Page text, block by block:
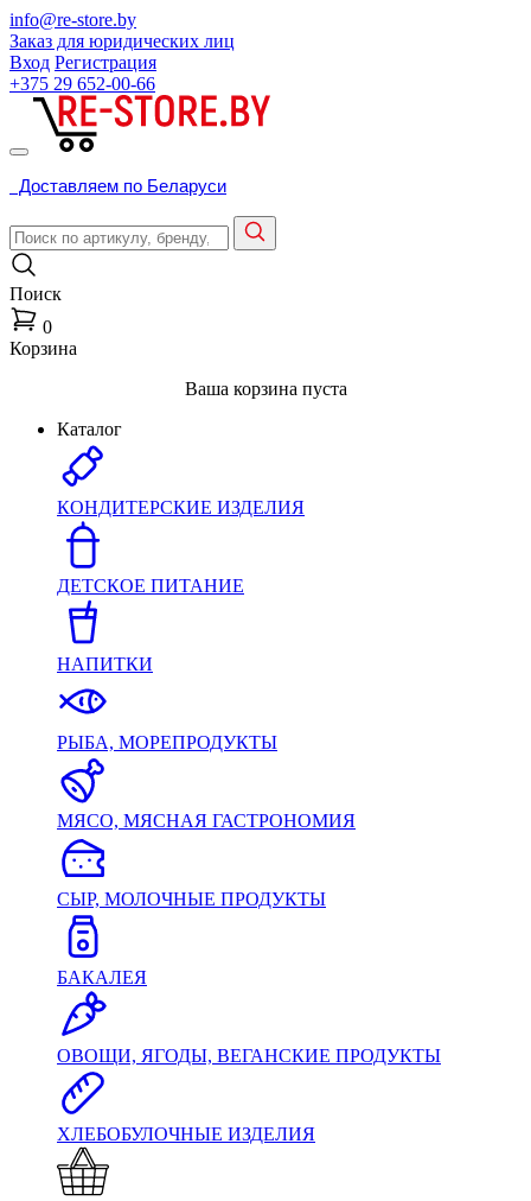
info@re-store.by
Заказ для юридических лиц
Вход Регистрация
+375 29 652-00-66
Доставляем по Беларуси
Поиск
0
Корзина
Ваша корзина пуста
Каталог
КОНДИТЕРСКИЕ ИЗДЕЛИЯ
ДЕТСКОЕ ПИТАНИЕ
НАПИТКИ
РЫБА, МОРЕПРОДУКТЫ
МЯСО, МЯСНАЯ ГАСТРОНОМИЯ
СЫР, МОЛОЧНЫЕ ПРОДУКТЫ
БАКАЛЕЯ
ОВОЩИ, ЯГОДЫ, ВЕГАНСКИЕ ПРОДУКТЫ
ХЛЕБОБУЛОЧНЫЕ ИЗДЕЛИЯ